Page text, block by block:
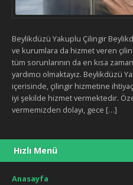
Beylikdüzü Yakuplu Çilingir
ve kurumlara da hizmet veren
tüm sorunlarının da en kısa
yardımcı olmaktayız. Beylikdüzü
içerisinde, çilingir hizmetine
iyi şekilde hizmet vermektedir.
vermemizden dolayı, gece […]
Hızlı Menü
Anasayfa